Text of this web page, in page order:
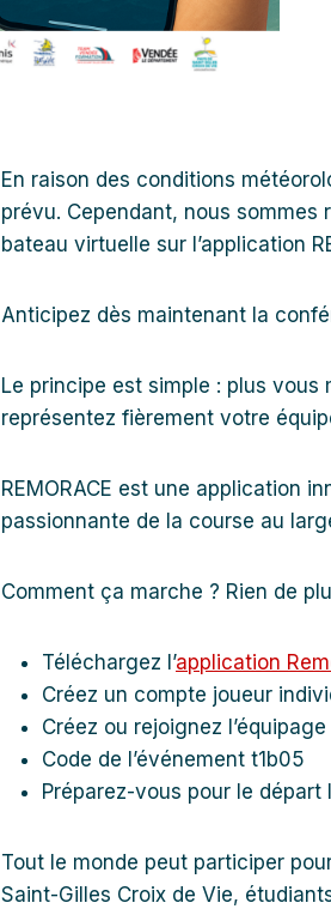
En raison des conditions
prévu. Cependant, nous
bateau virtuelle sur l’application
Anticipez dès maintenant la
Le principe est simple : plus
représentez fièrement votre
REMORACE est une application
passionnante de la course au
Comment ça marche ? Rien de
Téléchargez l’application
Créez un compte joueur
Créez ou rejoignez
Code de l’événement t1b05
Préparez-vous pour le départ
Tout le monde peut participer
Saint-Gilles Croix de Vie,